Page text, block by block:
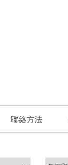
聯絡方法